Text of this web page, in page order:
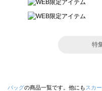
特
バッグの商品一覧です。他にも スカー